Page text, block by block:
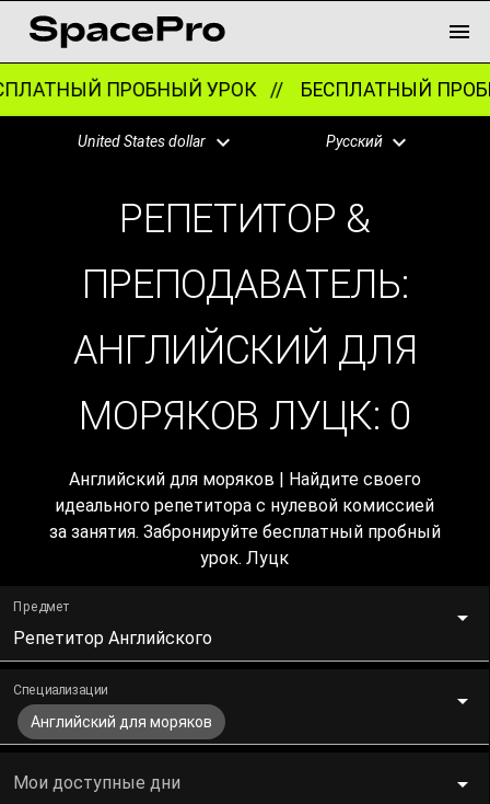
ПРОБНЫЙ УРОК // БЕСПЛАТНЫЙ
United States dollar Русский
РЕПЕТИТОР &
ПРЕПОДАВАТЕЛЬ:
АНГЛИЙСКИЙ ДЛЯ
МОРЯКОВ ЛУЦК: 0
Английский для моряков | Найдите своего
идеального репетитора с нулевой комиссией
за занятия. Забронируйте бесплатный пробный
урок. Луцк
Предмет
Репетитор Английского
Специализации
Английский для моряков
Мои доступные дни